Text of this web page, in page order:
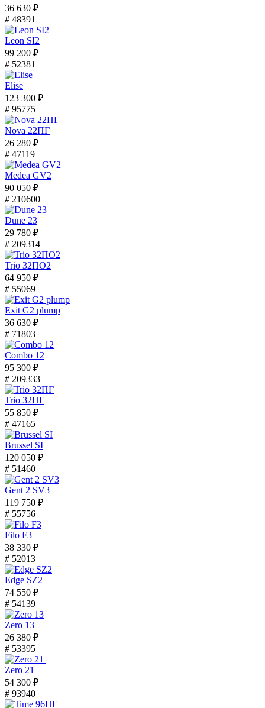
36 630 ₽
# 48391
Leon SI2
99 200 ₽
# 52381
Elise
123 300 ₽
# 95775
Nova 22ПГ
26 280 ₽
# 47119
Medea GV2
90 050 ₽
# 210600
Dune 23
29 780 ₽
# 209314
Trio 32ПО2
64 950 ₽
# 55069
Exit G2 plump
36 630 ₽
# 71803
Combo 12
95 300 ₽
# 209333
Trio 32ПГ
55 850 ₽
# 47165
Brussel SI
120 050 ₽
# 51460
Gent 2 SV3
119 750 ₽
# 55756
Filo F3
38 330 ₽
# 52013
Edge SZ2
74 550 ₽
# 54139
Zero 13
26 380 ₽
# 53395
Zero 21
54 300 ₽
# 93940